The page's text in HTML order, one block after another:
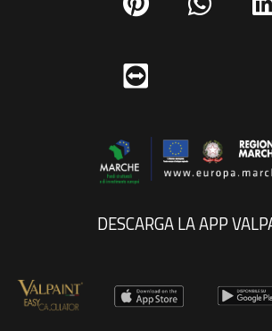
DESCARGA LA APP